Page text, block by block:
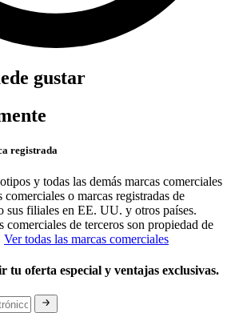
gustar
registrada
y todas las demás marcas comerciales
o marcas registradas de
filiales en EE. UU. y otros países.
comerciales de terceros son propiedad de
Ver todas las marcas comerciales
tu oferta especial y ventajas exclusivas.